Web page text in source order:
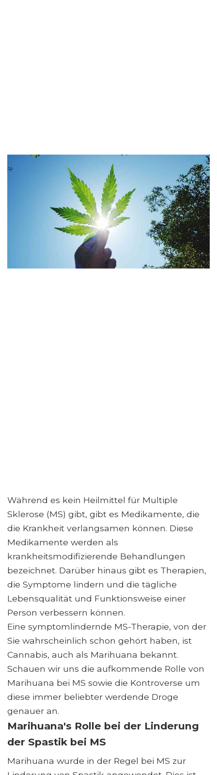
Während es kein Heilmittel für Multiple
Sklerose (MS) gibt, gibt es Medikamente, die
die Krankheit verlangsamen können. Diese
Medikamente werden als
krankheitsmodifizierende Behandlungen
bezeichnet. Darüber hinaus gibt es Therapien,
die Symptome lindern und die tägliche
Lebensqualität und Funktionsweise einer
Person verbessern können.
Eine symptomlindernde MS-Therapie, von der
Sie wahrscheinlich schon gehört haben, ist
Cannabis, auch als Marihuana bekannt.
Schauen wir uns die aufkommende Rolle von
Marihuana bei MS sowie die Kontroverse um
diese immer beliebter werdende Droge
genauer an.
Marihuana's Rolle bei der Linderung
der Spastik bei MS
Marihuana wurde in der Regel bei MS zur